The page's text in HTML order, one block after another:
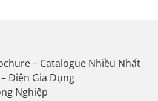
– Catalogue Nhiều Nhất
Điện Gia Dụng
Nghiệp